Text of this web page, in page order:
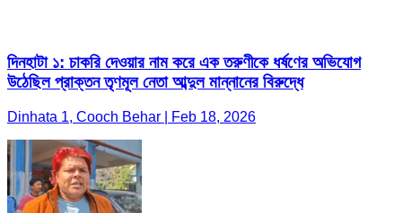
দিনহাটা ১: চাকরি দেওয়ার নাম করে এক তরুণীকে ধর্ষণের অভিযোগ
উঠেছিল প্রাক্তন তৃণমূল নেতা আব্দুল মান্নানের বিরুদ্ধে
Dinhata 1, Cooch Behar | Feb 18, 2026